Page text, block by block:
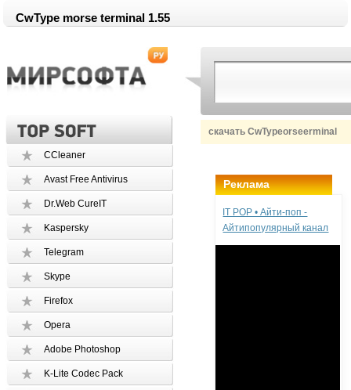
CwType morse terminal 1.55
скачать CwTypeorseerminal
CCleaner
Avast Free Antivirus
Dr.Web CureIT
Kaspersky
Telegram
Skype
Firefox
Opera
Adobe Photoshop
K-Lite Codec Pack
Реклама
IT POP • Айти-поп -
Айтипопулярный канал